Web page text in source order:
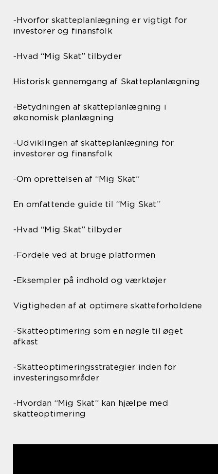
-Hvorfor skatteplanlægning er vigtigt for
investorer og finansfolk
-Hvad “Mig Skat” tilbyder
Historisk gennemgang af Skatteplanlægning
-Betydningen af skatteplanlægning i
økonomisk planlægning
-Udviklingen af skatteplanlægning for
investorer og finansfolk
-Om oprettelsen af “Mig Skat”
En omfattende guide til “Mig Skat”
-Hvad “Mig Skat” tilbyder
-Fordele ved at bruge platformen
-Eksempler på indhold og værktøjer
Vigtigheden af at optimere skatteforholdene
-Skatteoptimering som en nøgle til øget
afkast
-Skatteoptimeringsstrategier inden for
investeringsområder
-Hvordan “Mig Skat” kan hjælpe med
skatteoptimering